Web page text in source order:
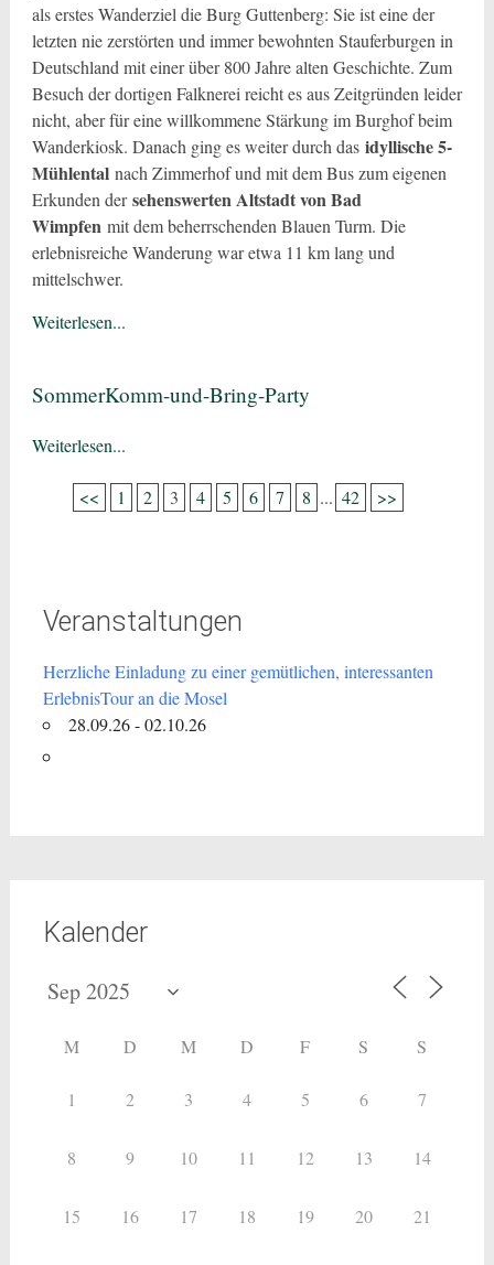
als erstes Wanderziel die Burg Guttenberg: Sie ist eine der
letzten nie zerstörten und immer bewohnten Stauferburgen in
Deutschland mit einer über 800 Jahre alten Geschichte. Zum
Besuch der dortigen Falknerei reicht es aus Zeitgründen leider
nicht, aber für eine willkommene Stärkung im Burghof beim
Wanderkiosk. Danach ging es weiter durch das idyllische 5-
Mühlentalnach Zimmerhof und mit dem Bus zum eigenen
Erkunden dersehenswerten Altstadt von Bad
Wimpfen mit dem beherrschenden Blauen Turm. Die
erlebnisreiche Wanderung war etwa 11 km lang und
mittelschwer.
Weiterlesen...
SommerKomm-und-Bring-Party
Weiterlesen...
<< 1 2 3 4 5 6 7 8 ... 42 >>
Veranstaltungen
Herzliche Einladung zu einer gemütlichen, interessanten
ErlebnisTour an die Mosel
28.09.26 - 02.10.26
Kalender
M D M D F S S
1 2 3 4 5 6 7
8 9 10 11 12 13 14
15 16 17 18 19 20 21